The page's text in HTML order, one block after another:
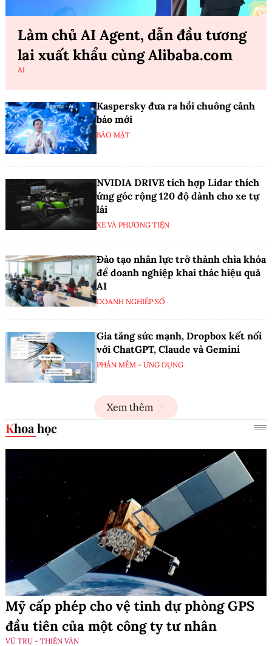
Làm chủ AI Agent, dẫn đầu tương
lai xuất khẩu cùng Alibaba.com
AI
Kaspersky đưa ra hồi chuông cảnh
báo mới
BẢO MẬT
NVIDIA DRIVE tích hợp Lidar thích
ứng góc rộng 120 độ dành cho xe tự
lái
XE VÀ PHƯƠNG TIỆN
Đào tạo nhân lực trở thành chìa khóa
để doanh nghiệp khai thác hiệu quả
AI
DOANH NGHIỆP SỐ
Gia tăng sức mạnh, Dropbox kết nối
với ChatGPT, Claude và Gemini
PHẦN MỀM - ỨNG DỤNG
Xem thêm
Khoa học
Mỹ cấp phép cho vệ tinh dự phòng GPS
đầu tiên của một công ty tư nhân
VŨ TRỤ - THIÊN VĂN